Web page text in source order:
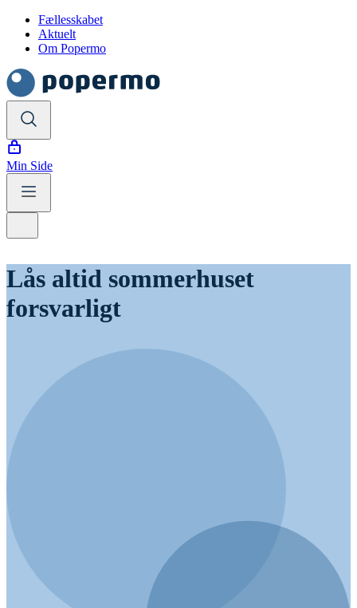
Fællesskabet
Aktuelt
Om Popermo
Min Side
Lås altid sommerhuset
forsvarligt